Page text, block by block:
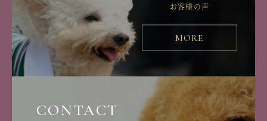
お客様の声
MORE
CONTACT